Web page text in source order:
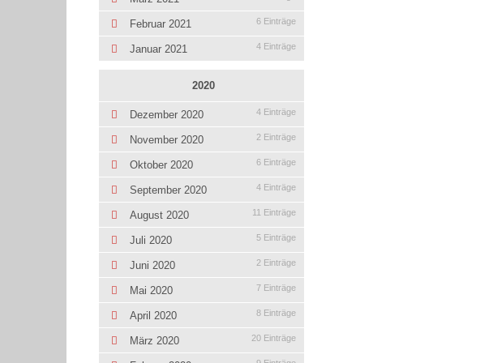
Februar 2021 6 Einträge
Januar 2021 4 Einträge
2020
Dezember 2020 4 Einträge
November 2020 2 Einträge
Oktober 2020 6 Einträge
September 2020 4 Einträge
August 2020 11 Einträge
Juli 2020 5 Einträge
Juni 2020 2 Einträge
Mai 2020 7 Einträge
April 2020 8 Einträge
März 2020 20 Einträge